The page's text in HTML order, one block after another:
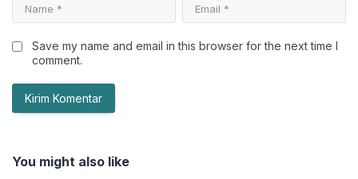
Save my name and email in this browser for the next time I
comment.
You might also like